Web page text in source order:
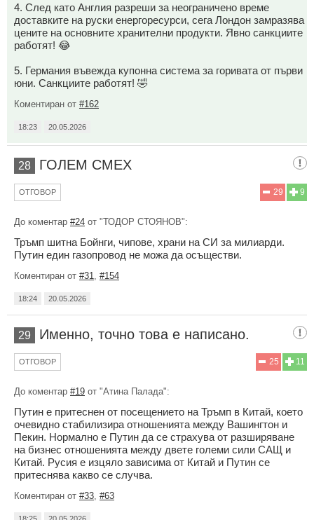
4. След като Англия разреши за неограничено време
доставките на руски енергоресурси, сега Лондон замразява
цените на основните хранителни продукти. Явно санкциите
работят! 😂
5. Германия въвежда купонна система за горивата от първи
юни. Санкциите работят! 🤣
Коментиран от #162
18:23 20.05.2026
28 ГОЛЕМ СМЕХ
9
29
ОТГОВОР
До коментар #24 от "ТОДОР СТОЯНОВ":
Тръмп шитна Бойнги, чипове, храни на СИ за милиарди.
Путин един газопровод не можа да осъществи.
Коментиран от #31 #154
18:24 20.05.2026
29 Именно, точно това е написано.
11
25
ОТГОВОР
До коментар #19 от "Атина Палада":
Путин е притеснен от посещението на Тръмп в Китай, което
очевидно стабилизира отношенията между Вашингтон и
Пекин. Нормално е Путин да се страхува от разширяване
на бизнес отношенията между двете големи сили САЩ и
Китай. Русия е изцяло зависима от Китай и Путин се
притеснява какво се случва.
Коментиран от #33 #63